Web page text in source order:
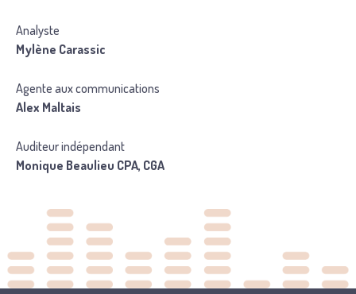
Analyste
Mylène Carassic
Agente aux communications
Alex Maltais
Auditeur indépendant
Monique Beaulieu CPA, CGA